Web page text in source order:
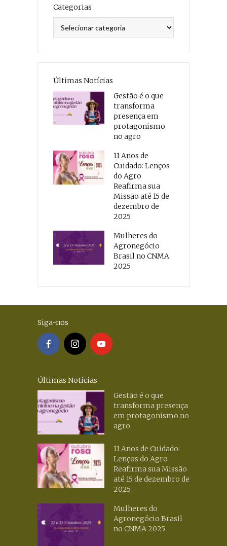
Categorias
Últimas Notícias
Gestão é o que
transforma
presença em
protagonismo
no agro
11 Anos de
Cuidado: Lenços
do Agro
Reafirma sua
Missão até 15 de
dezembro de
2025
Mulheres do
Agronegócio
Brasil no CNMA
2025
Siga-nos
Últimas Notícias
Gestão é o que
transforma presença
em protagonismo no
agro
11 Anos de Cuidado:
Lenços do Agro
Reafirma sua Missão
até 15 de dezembro de
2025
Mulheres do
Agronegócio Brasil
no CNMA 2025